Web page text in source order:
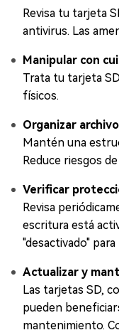
Revisa tu tarjeta
antivirus. Las
Manipular con
Trata tu tarjeta
físicos.
Organizar
Mantén una
Reduce riesgos
Verificar
Revisa
escritura está
"desactivado"
Actualizar y
Las tarjetas SD,
pueden
mantenimiento.